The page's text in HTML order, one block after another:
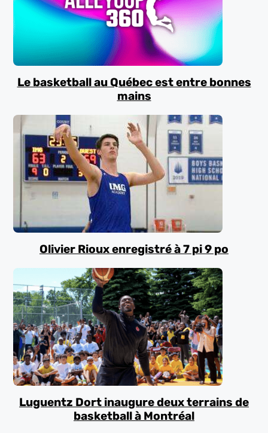
Le basketball au Québec est entre bonnes
mains
Olivier Rioux enregistré à 7 pi 9 po
Luguentz Dort inaugure deux terrains de
basketball à Montréal